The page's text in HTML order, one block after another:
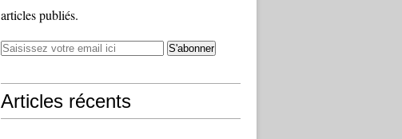
articles publiés.
Articles récents